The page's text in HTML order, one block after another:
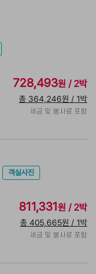
728,493원 / 2박
총 364,246원 / 1박
세금 및 봉사료 포함
객실사진
811,331원 / 2박
총 405,665원 / 1박
세금 및 봉사료 포함